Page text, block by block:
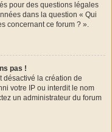
pour des questions légales
dans la question « Qui
concernant ce forum ? ».
pas !
désactivé la création de
votre IP ou interdit le nom
un administrateur du forum